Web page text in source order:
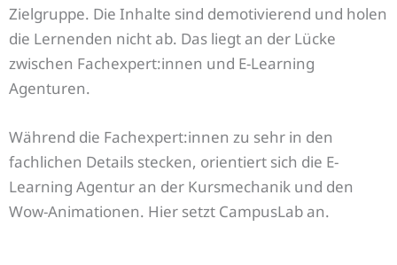
Zielgruppe. Die Inhalte sind demotivierend und holen
die Lernenden nicht ab. Das liegt an der Lücke
zwischen Fachexpert:innen und E-Learning
Agenturen.
Während die Fachexpert:innen zu sehr in den
fachlichen Details stecken, orientiert sich die E-
Learning Agentur an der Kursmechanik und den
Wow-Animationen. Hier setzt CampusLab an.